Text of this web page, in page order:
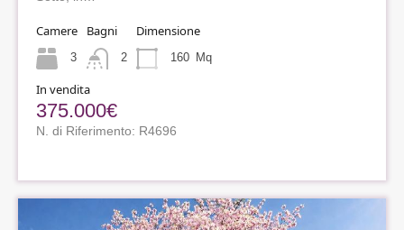
Camere
3
Bagni
2
Dimensione
160 Mq
In vendita
375.000€
N. di Riferimento: R4696